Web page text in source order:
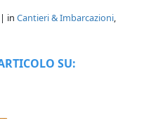
| in Cantieri & Imbarcazioni,
SU: